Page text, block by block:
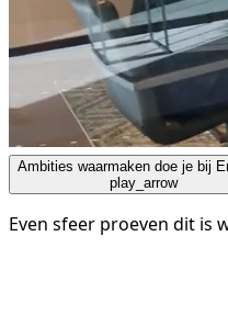
Ambities waarmaken doe je bij
play_arrow
Even sfeer proeven dit is